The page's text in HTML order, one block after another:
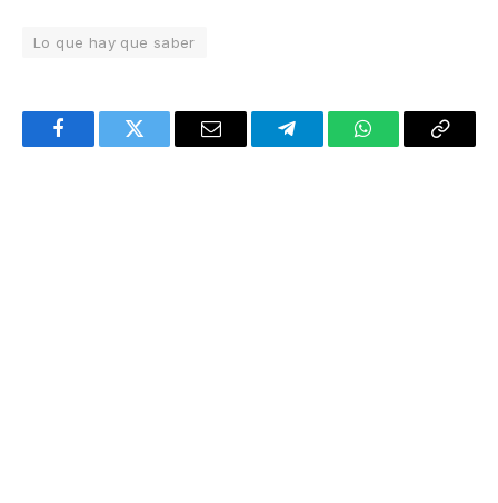
Lo que hay que saber
FacebookTwitter Email TelegramWhatsAppCopy